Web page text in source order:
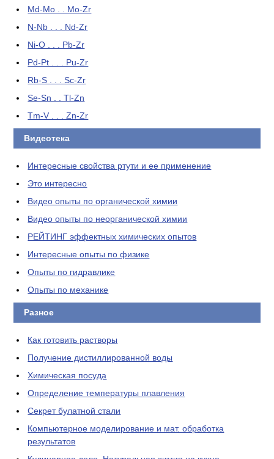
Md-Mo . . Mo-Zr
N-Nb . . . Nd-Zr
Ni-O . . . Pb-Zr
Pd-Pt . . . Pu-Zr
Rb-S . . . Sc-Zr
Se-Sn . . Tl-Zn
Tm-V . . . Zn-Zr
Видеотека
Интересные свойства ртути и ее применение
Это интересно
Видео опыты по органической химии
Видео опыты по неорганической химии
РЕЙТИНГ эффектных химических опытов
Интересные опыты по физике
Опыты по гидравлике
Опыты по механике
Разное
Как готовить растворы
Получение дистиллированной воды
Химическая посуда
Определение температуры плавления
Секрет булатной стали
Компьютерное моделирование и мат. обработка
результатов